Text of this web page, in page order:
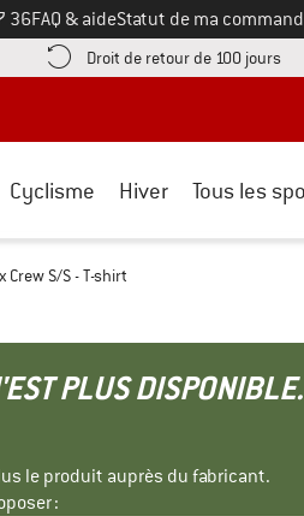
au
36FAQ & aideStatut de ma
! Ouvre une boîte d'information
Droit de retour de 100 jours
Cyclisme Hiver Tous les
S/S - T-shirt
PLUS
le produit auprès du fabricant.
: